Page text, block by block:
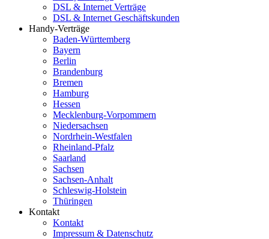
DSL & Internet Verträge
DSL & Internet Geschäftskunden
Handy-Verträge
Baden-Württemberg
Bayern
Berlin
Brandenburg
Bremen
Hamburg
Hessen
Mecklenburg-Vorpommern
Niedersachsen
Nordrhein-Westfalen
Rheinland-Pfalz
Saarland
Sachsen
Sachsen-Anhalt
Schleswig-Holstein
Thüringen
Kontakt
Kontakt
Impressum & Datenschutz